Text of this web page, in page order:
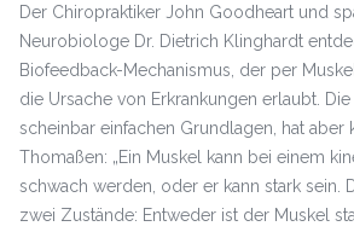
Der Chiropraktiker John Goodheart und
Neurobiologe Dr. Dietrich Klinghardt
Biofeedback-Mechanismus, der per
die Ursache von Erkrankungen erlaubt.
scheinbar einfachen Grundlagen, hat aber
Thomaßen: „Ein Muskel kann bei einem
schwach werden, oder er kann stark sein.
zwei Zustände: Entweder ist der Muskel